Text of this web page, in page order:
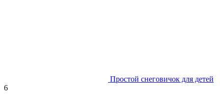
Простой снеговичок для детей
6